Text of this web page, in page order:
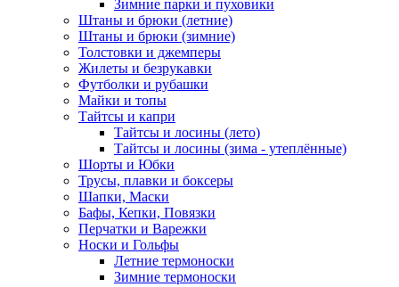
Зимние парки и пуховики
Штаны и брюки (летние)
Штаны и брюки (зимние)
Толстовки и джемперы
Жилеты и безрукавки
Футболки и рубашки
Майки и топы
Тайтсы и капри
Тайтсы и лосины (лето)
Тайтсы и лосины (зима - утеплённые)
Шорты и Юбки
Трусы, плавки и боксеры
Шапки, Маски
Бафы, Кепки, Повязки
Перчатки и Варежки
Носки и Гольфы
Летние термоноски
Зимние термоноски